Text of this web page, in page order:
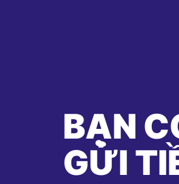
BẠN
GỬI